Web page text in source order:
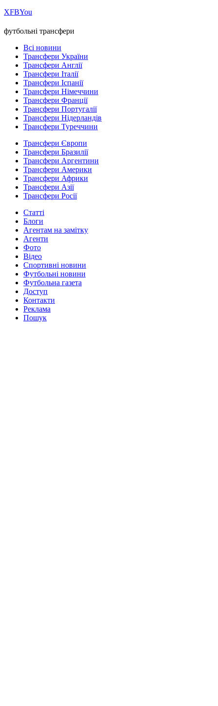
ХFBYou
футбольні трансфери
Всі новини
Трансфери України
Трансфери Англії
Трансфери Італії
Трансфери Іспанії
Трансфери Німеччини
Трансфери Франції
Трансфери Португалії
Трансфери Нідерландів
Трансфери Туреччини
Трансфери Європи
Трансфери Бразилії
Трансфери Аргентини
Трансфери Америки
Трансфери Африки
Трансфери Азії
Трансфери Росії
Статті
Блоги
Агентам на замітку
Агенти
Фото
Відео
Спортивні новини
Футбольні новини
Футбольна газета
Доступ
Контакти
Реклама
Пошук